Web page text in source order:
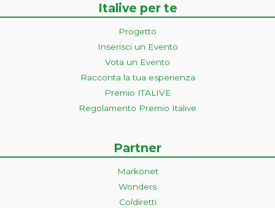
Italive per te
Progetto
Inserisci un Evento
Vota un Evento
Racconta la tua esperienza
Premio ITALIVE
Regolamento Premio Italive
Partner
Markonet
Wonders
Coldiretti